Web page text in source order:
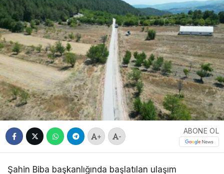
+ -
ABONE OL
Şahin Biba başkanlığında başlatılan ulaşım